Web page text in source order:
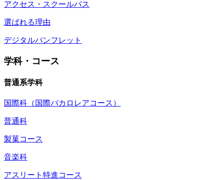
アクセス・スクールバス
選ばれる理由
デジタルパンフレット
学科・コース
普通系学科
国際科（国際バカロレアコース）
普通科
製菓コース
音楽科
アスリート特進コース